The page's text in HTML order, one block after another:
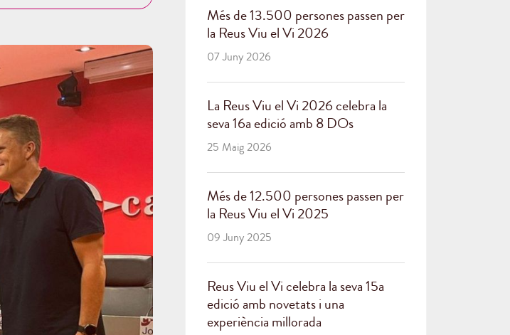
Més de 13.500 persones passen per
la Reus Viu el Vi 2026
07 Juny 2026
La Reus Viu el Vi 2026 celebra la
seva 16a edició amb 8 DOs
25 Maig 2026
Més de 12.500 persones passen per
la Reus Viu el Vi 2025
09 Juny 2025
Reus Viu el Vi celebra la seva 15a
edició amb novetats i una
experiència millorada